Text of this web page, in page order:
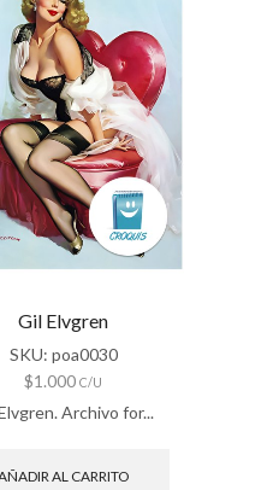
Gil Elvgren
SKU: poa0030
$1.000 C/U
Archivo for...
AL CARRITO